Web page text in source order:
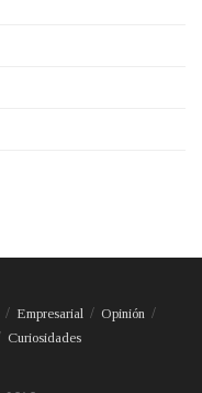
Empresarial
Opinión
Curiosidades